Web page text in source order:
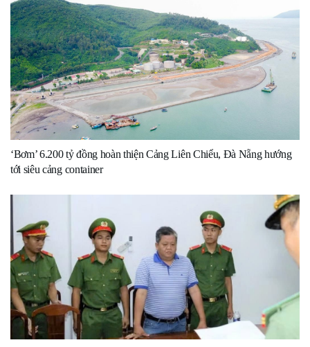
‘Bơm’ 6.200 tỷ đồng hoàn thiện Cảng Liên Chiểu, Đà Nẵng hướng
tới siêu cảng container